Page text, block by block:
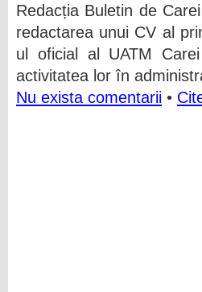
Redacția Buletin de
redactarea unui CV al
ul oficial al UATM
activitatea lor în
Nu exista comentarii •